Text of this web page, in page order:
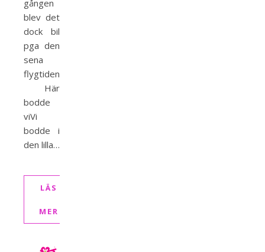
gången
blev det
dock bil
pga den
sena
flygtiden.
Här
bodde
viVi
bodde i
den lilla…
LÄS
MER